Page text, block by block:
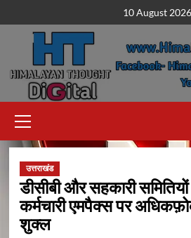
to
content
10 August 2026
Menu
उत्तराखंड
डीसीबी और सहकारी
कर्मचारी एमपैक्स पर
शुक्ल